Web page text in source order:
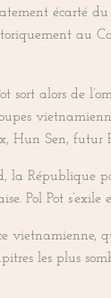
écarté
au
sort alors de
Sen, futur
la
Pol Pot
les plus